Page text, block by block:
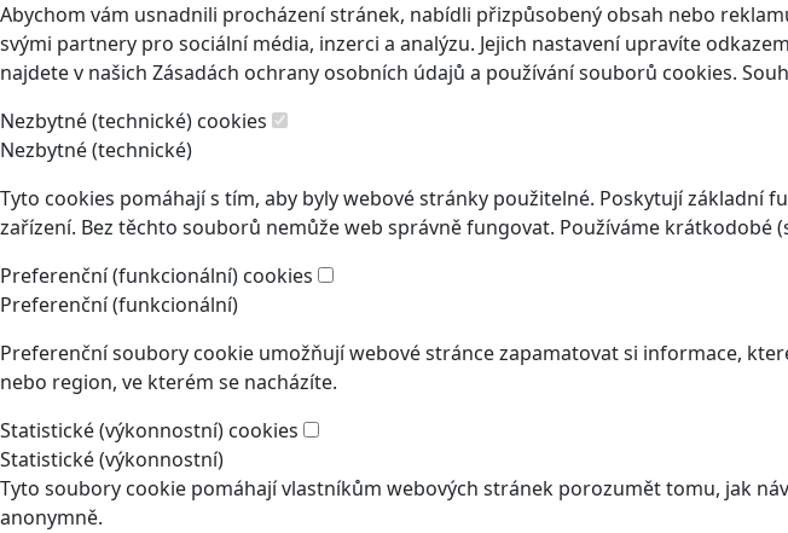
Abychom vám usnadnili procházení stránek, nabídli přizpůsobený obsah nebo
svými partnery pro sociální média, inzerci a analýzu. Jejich nastavení upravíte
najdete v našich Zásadách ochrany osobních údajů a používání souborů cookies.
Nezbytné (technické) cookies
Nezbytné (technické)
Tyto cookies pomáhají s tím, aby byly webové stránky použitelné. Poskytují základní
zařízení. Bez těchto souborů nemůže web správně fungovat. Používáme krátkodobé
Preferenční (funkcionální) cookies
Preferenční (funkcionální)
Preferenční soubory cookie umožňují webové stránce zapamatovat si informace,
nebo region, ve kterém se nacházíte.
Statistické (výkonnostní) cookies
Statistické (výkonnostní)
Tyto soubory cookie pomáhají vlastníkům webových stránek porozumět tomu, jak
anonymně.